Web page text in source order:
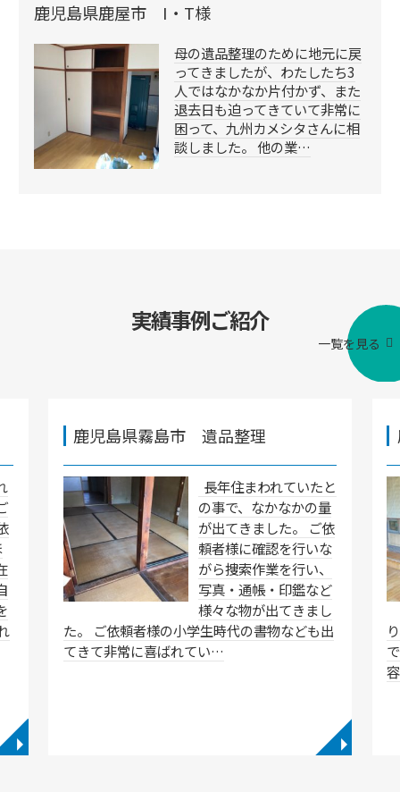
鹿児島県鹿屋市 I・T様
母の遺品整理のために地元に戻
ってきましたが、わたしたち3
人ではなかなか片付かず、また
退去日も迫ってきていて非常に
困って、九州カメシタさんに相
談しました。 他の業…
実績事例ご紹介
一覧を見る
◥
鹿児島県霧島市 遺品整理
長年住まわれていたと
の事で、なかなかの量
が出てきました。 ご依
頼者様に確認を行いな
がら捜索作業を行い、
写真・通帳・印鑑など
様々な物が出てきまし
た。 ご依頼者様の小学生時代の書物なども出
てきて非常に喜ばれてい…
◥